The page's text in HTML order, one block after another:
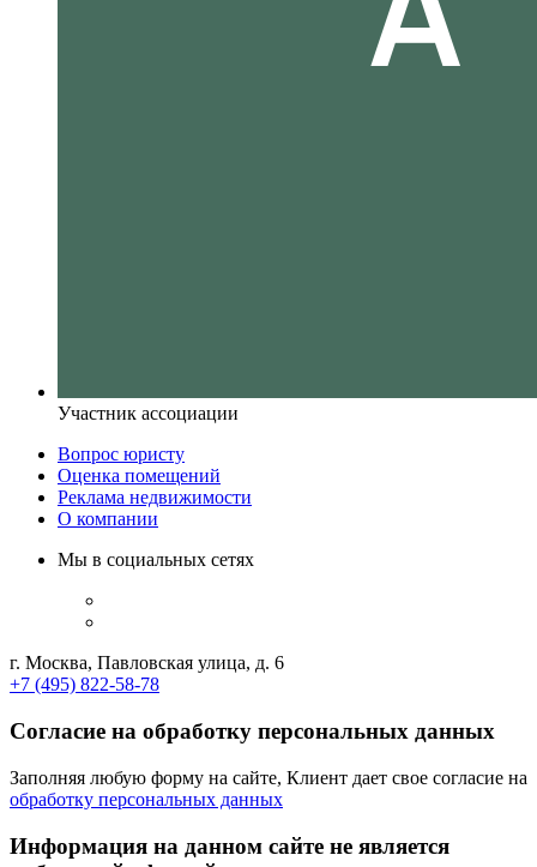
Участник ассоциации
Вопрос юристу
Оценка помещений
Реклама недвижимости
О компании
Мы в социальных сетях
г. Москва, Павловская улица, д. 6
+7 (495) 822-58-78
Согласие на обработку персональных данных
Заполняя любую форму на сайте, Клиент дает свое согласие на
обработку персональных данных
Информация на данном сайте не является